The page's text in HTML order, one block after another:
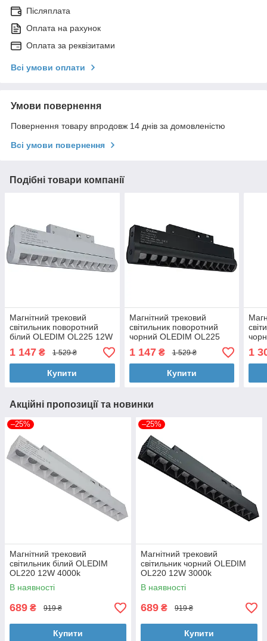
Післяплата
Оплата на рахунок
Оплата за реквізитами
Всі умови оплати
Умови повернення
Повернення товару впродовж 14 днів за домовленістю
Всі умови повернення
Подібні товари компанії
Магнітний трековий
світильник поворотний
білий OLEDIM OL225 12W
4000k
1 147 ₴ 1 529 ₴
Купити
Магнітний трековий
світильник поворотний
чорний OLEDIM OL225
12W 4000k
1 147₴ 1 529 ₴
Купити
1
Акційні пропозиції та новинки
–25%
Магнітний трековий
світильник білий OLEDIM
OL220 12W 4000k
В наявності
689 ₴ 919 ₴
Купити
–25%
Магнітний трековий
світильник чорний OLEDIM
OL220 12W 3000k
В наявності
689 ₴ 919 ₴
Купити